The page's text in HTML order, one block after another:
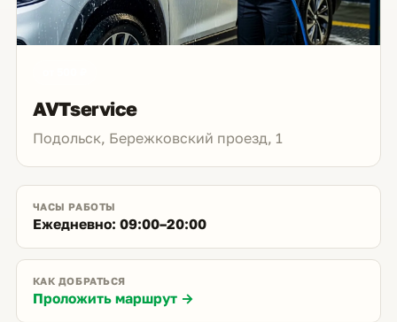
AVTservice
Подольск, Бережковский проезд, 1
ЧАСЫ РАБОТЫ
Ежедневно: 09:00–20:00
КАК ДОБРАТЬСЯ
Проложить маршрут →